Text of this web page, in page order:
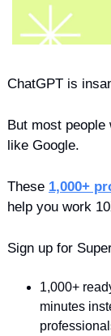
ChatGPT is
But most
like Google.
These 1,000+
help you work
Sign up for
1,000+
minutes